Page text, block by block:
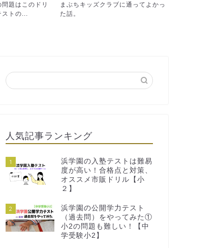
通ってよかっ
超絶ド田舎から、慶応義塾大学に入
学したイトコの子ども時代...
人気記事ランキング
1
浜学園の入塾テストは難易
度が高い！合格点と対策、
オススメ市販ドリル【小
２】
2
浜学園の公開学力テスト
（過去問）をやってみた①
小2の問題も難しい！【中
学受験小2】